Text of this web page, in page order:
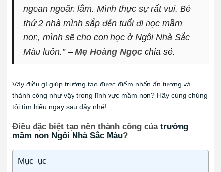
ngoan ngoãn lắm. Mình thực sự rất vui. Bé
thứ 2 nhà mình sắp đến tuổi đi học mầm
non, mình sẽ cho con học ở Ngôi Nhà Sắc
Màu luôn.” – Mẹ Hoàng Ngọcchia sẻ.
Vậy điều gì giúp trường tạo được điểm nhấn ấn tượng và
thành công như vậy trong lĩnh vực mầm non? Hãy cùng chúng
tôi tìm hiểu ngay sau đây nhé!
Điều đặc biệt tạo nên thành công của trường
mầm non Ngôi Nhà Sắc Màu?
Mục lục